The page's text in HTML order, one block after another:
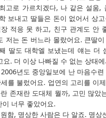
고로 가르치겠다, 나 같은 설움,
보내고 딸들은 돈이 없어서 상
적응 못 하고, 친구 관계도 안
저는 돈 버느라 몰랐어요. 큰딸
딸도 대학엘 보냈는데 얘는 더
요. 더 이상 나빠질 수 없는 상태
년도 중앙일보에 난 마음수
를 불렀어요. 업연의 고리를 이
존재란 도대체 뭘까, 고민 많았
이 너무 좋았어요.
함, 명상한 사람은 다 알죠. 명